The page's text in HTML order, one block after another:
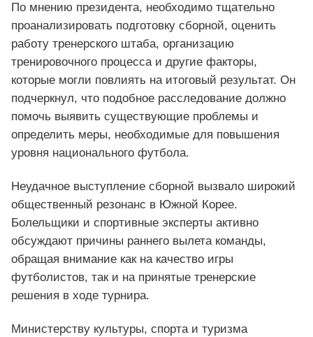
По мнению президента, необходимо тщательно
проанализировать подготовку сборной, оценить
работу тренерского штаба, организацию
тренировочного процесса и другие факторы,
которые могли повлиять на итоговый результат. Он
подчеркнул, что подобное расследование должно
помочь выявить существующие проблемы и
определить меры, необходимые для повышения
уровня национального футбола.
Неудачное выступление сборной вызвало широкий
общественный резонанс в Южной Корее.
Болельщики и спортивные эксперты активно
обсуждают причины раннего вылета команды,
обращая внимание как на качество игры
футболистов, так и на принятые тренерские
решения в ходе турнира.
Министерству культуры, спорта и туризма